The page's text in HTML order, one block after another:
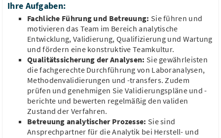
Ihre Aufgaben:
Fachliche Führung und Betreuung: Sie führen und
motivieren das Team im Bereich analytische
Entwicklung, Validierung, Qualifizierung und Wartung
und fördern eine konstruktive Teamkultur.
Qualitätssicherung der Analysen: Sie gewährleisten
die fachgerechte Durchführung von Laboranalysen,
Methodenvalidierungen und -transfers. Zudem
prüfen und genehmigen Sie Validierungspläne und -
berichte und bewerten regelmäßig den validen
Zustand der Verfahren.
Betreuung analytischer Prozesse: Sie sind
Ansprechpartner für die Analytik bei Herstell- und
Biologe, Biochemiker als Fachleiter -
Qualitätskontrolle (m/w/d)
meidrix biomedicals GmbH
Esslingen am Neckar,...
65.002,79 €/Jahr
Qualitätskontrolle Qualitätsmanagement
GMP
Change Control
Wareneingangsprüfung